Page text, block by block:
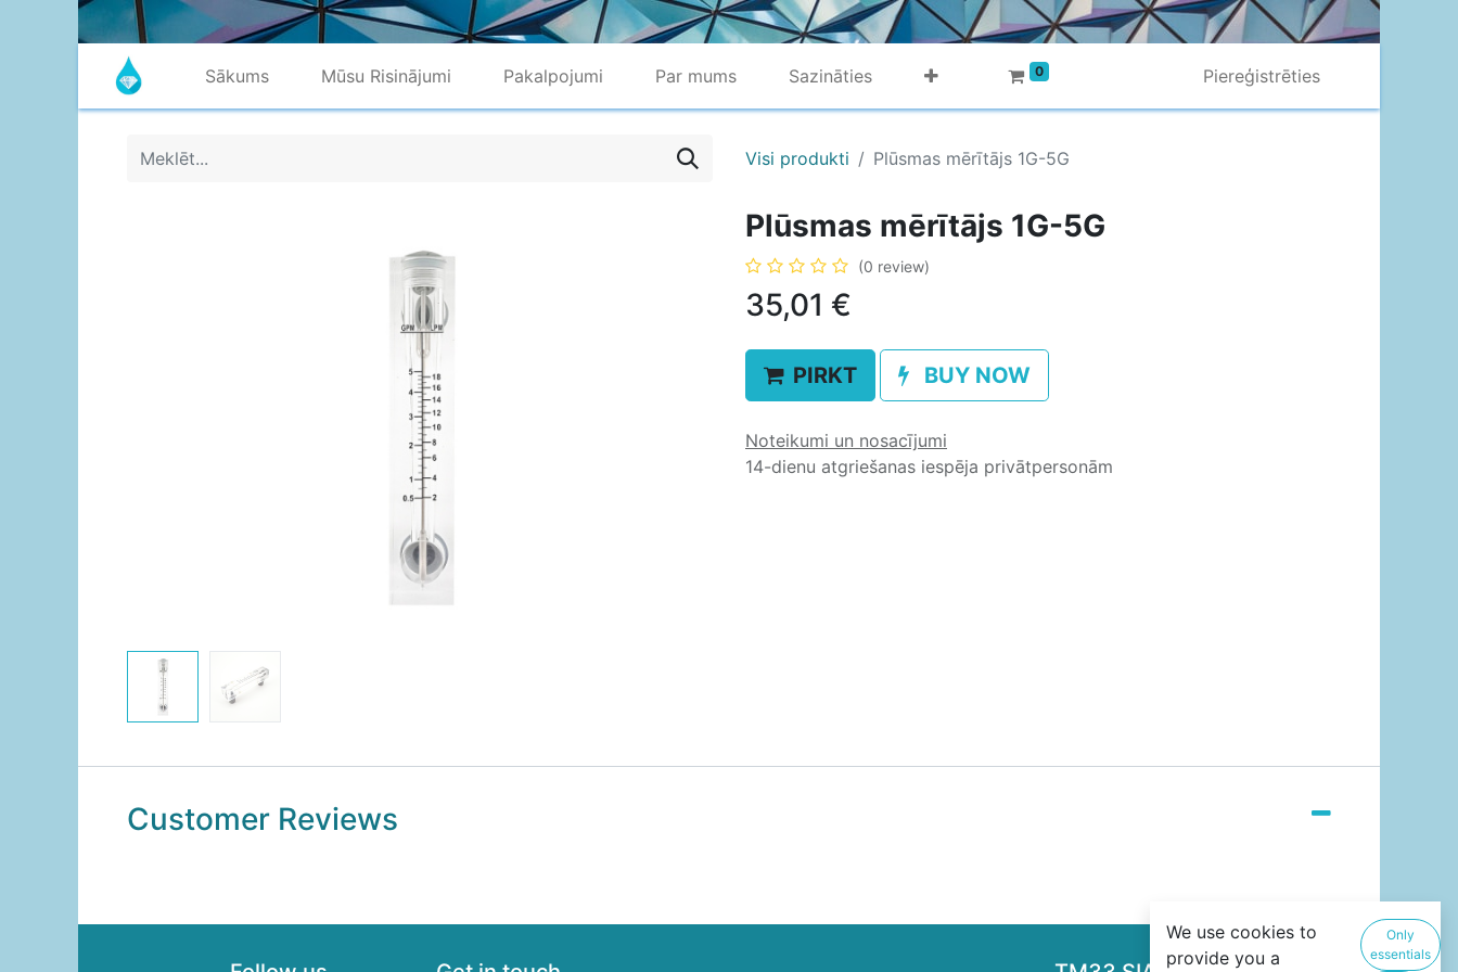
Sākums Mūsu Risinājumi Pakalpojumi Par mums Sazināties 0 Piereģistrēties
Visi produkti Plūsmas mērītājs 1G-5G
Plūsmas mērītājs 1G-5G
(0 review)
35,01 €
PIRKT BUY NOW
Noteikumi un nosacījumi
14-dienu atgriešanas iespēja privātpersonām
Customer Reviews
We use cookies to
provide you a
Only
essentials